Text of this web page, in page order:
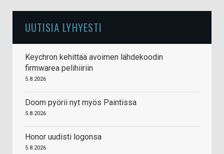
UUTISIA LYHYESTI
Keychron kehittää avoimen lähdekoodin
firmwarea pelihiiriin
5.8.2026
Doom pyörii nyt myös Paintissa
5.8.2026
Honor uudisti logonsa
5.8.2026